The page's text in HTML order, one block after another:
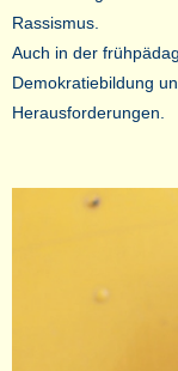
Rassismus.
Auch in der
Demokratiebildung
Herausforderungen.